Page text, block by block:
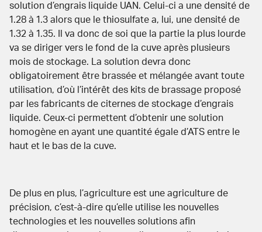
solution d’engrais liquide UAN. Celui-ci a une densité de
1.28 à 1.3 alors que le thiosulfate a, lui, une densité de
1.32 à 1.35. Il va donc de soi que la partie la plus lourde
va se diriger vers le fond de la cuve après plusieurs
mois de stockage. La solution devra donc
obligatoirement être brassée et mélangée avant toute
utilisation, d’où l’intérêt des kits de brassage proposé
par les fabricants de citernes de stockage d’engrais
liquide. Ceux-ci permettent d’obtenir une solution
homogène en ayant une quantité égale d’ATS entre le
haut et le bas de la cuve.
De plus en plus, l’agriculture est une agriculture de
précision, c’est-à-dire qu’elle utilise les nouvelles
technologies et les nouvelles solutions afin